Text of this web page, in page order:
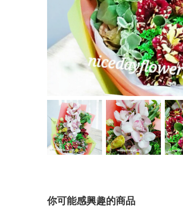
你可能感興趣的商品